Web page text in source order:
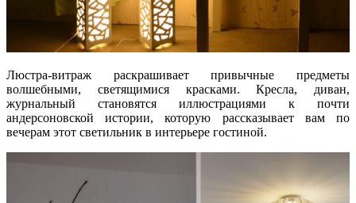
Люстра-витраж раскрашивает привычные предметы
волшебными, светящимися красками. Кресла, диван,
журнальный становятся иллюстрациями к почти
андерсоновской истории, которую рассказывает вам по
вечерам этот светильник в интерьере гостиной.